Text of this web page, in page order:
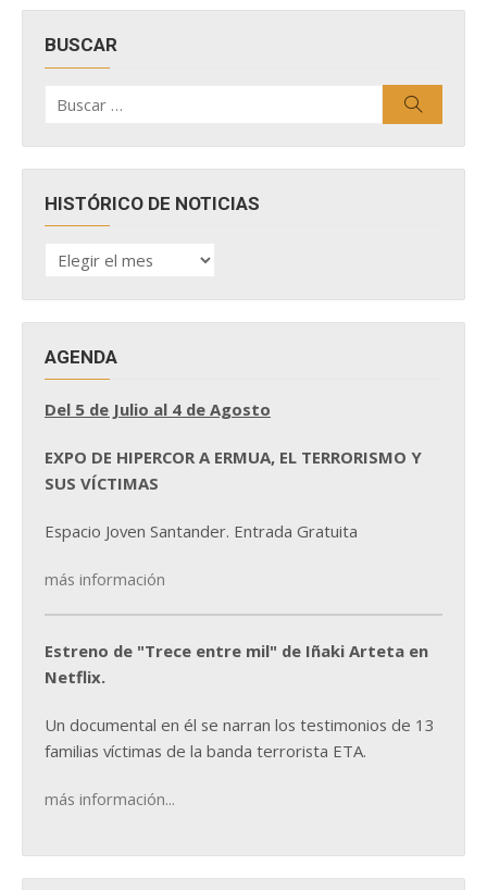
BUSCAR
por:
HISTÓRICO DE NOTICIAS
HISTÓRICO
DE
AGENDA
Del 5 de Julio al 4 de Agosto
EXPO DE HIPERCOR A ERMUA, EL TERRORISMO Y
SUS VÍCTIMAS
Espacio Joven Santander. Entrada Gratuita
más información
Estreno de "Trece entre mil" de Iñaki Arteta en
Netflix.
Un documental en él se narran los testimonios de 13
familias víctimas de la banda terrorista ETA.
más información...